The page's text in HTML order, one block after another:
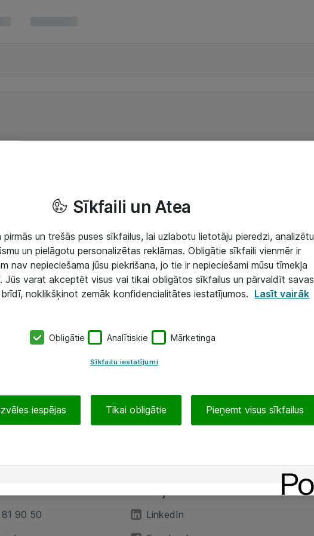
90 50
LinkedIn
Sīkfaili un Atea
un trešās puses sīkfailus, lai uzlabotu lietotāju pieredzi, analizētu
un pielāgotu personalizētas reklāmas. Obligātie sīkfaili vienmēr ir
nav nepieciešama jūsu piekrišana, jo tie ir nepieciešami mūsu tīmekļa
Jūs varat akceptēt visus vai tikai obligātos sīkfailus un pārvaldīt savas
noklikšķinot zemāk konfidencialitātes iestatījumos. Lasīt vairāk
Obligātie Analītiskie Mārketinga
Sīkfailu iestatījumi
iespējas Tikai obligātie Pieņemt visus sīkfailus